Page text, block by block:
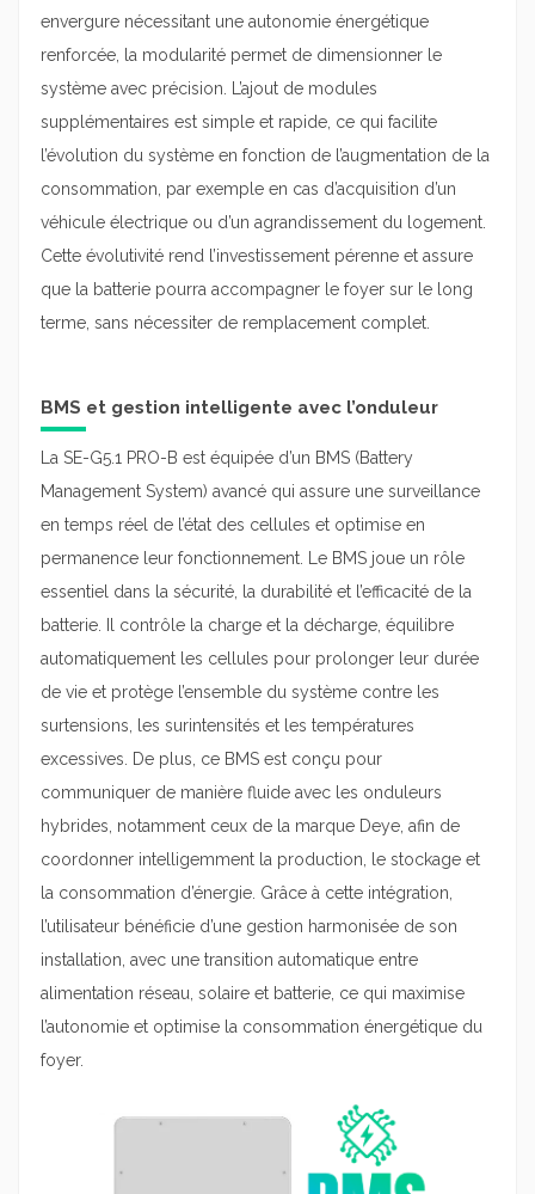
envergure nécessitant une autonomie énergétique
renforcée, la modularité permet de dimensionner le
système avec précision. L’ajout de modules
supplémentaires est simple et rapide, ce qui facilite
l’évolution du système en fonction de l’augmentation de la
consommation, par exemple en cas d’acquisition d’un
véhicule électrique ou d’un agrandissement du logement.
Cette évolutivité rend l’investissement pérenne et assure
que la batterie pourra accompagner le foyer sur le long
terme, sans nécessiter de remplacement complet.
BMS et gestion intelligente avec l’onduleur
La SE-G5.1 PRO-B est équipée d’un BMS (Battery
Management System) avancé qui assure une surveillance
en temps réel de l’état des cellules et optimise en
permanence leur fonctionnement. Le BMS joue un rôle
essentiel dans la sécurité, la durabilité et l’efficacité de la
batterie. Il contrôle la charge et la décharge, équilibre
automatiquement les cellules pour prolonger leur durée
de vie et protège l’ensemble du système contre les
surtensions, les surintensités et les températures
excessives. De plus, ce BMS est conçu pour
communiquer de manière fluide avec les onduleurs
hybrides, notamment ceux de la marque Deye, afin de
coordonner intelligemment la production, le stockage et
la consommation d’énergie. Grâce à cette intégration,
l’utilisateur bénéficie d’une gestion harmonisée de son
installation, avec une transition automatique entre
alimentation réseau, solaire et batterie, ce qui maximise
l’autonomie et optimise la consommation énergétique du
foyer.